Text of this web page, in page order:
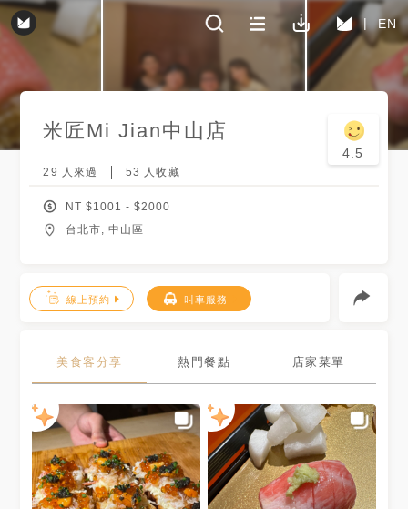
EN
米匠Mi Jian中山店
4.5
29 人來過 53 人收藏
NT $1001 - $2000
台北市, 中山區
線上預約 叫車服務
美食客分享 熱門餐點 店家菜單